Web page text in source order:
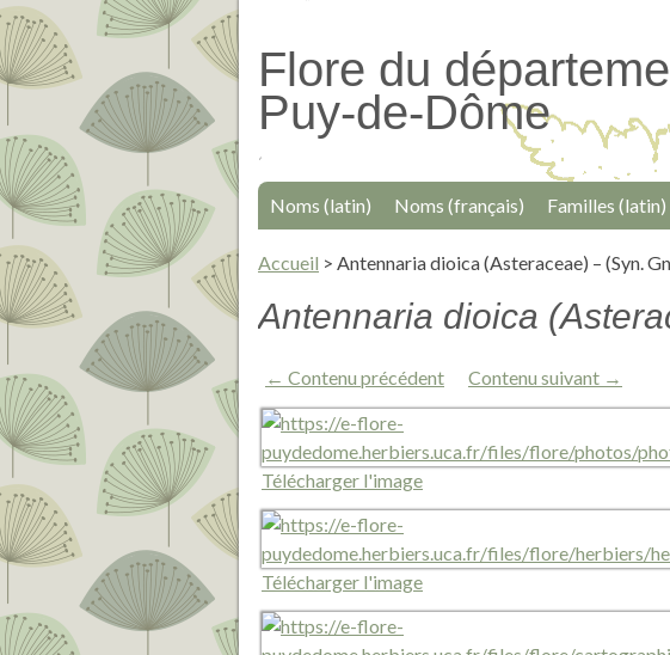
Passer
au
contenu
Flore du
Puy-de-Dôme
Noms (latin) Noms (français) Familles (latin)
Accueil > Antennaria dioica (Asteraceae) – (Syn.
Antennaria dioica
← Contenu précédent Contenu suivant →
Télécharger l'image
Télécharger l'image